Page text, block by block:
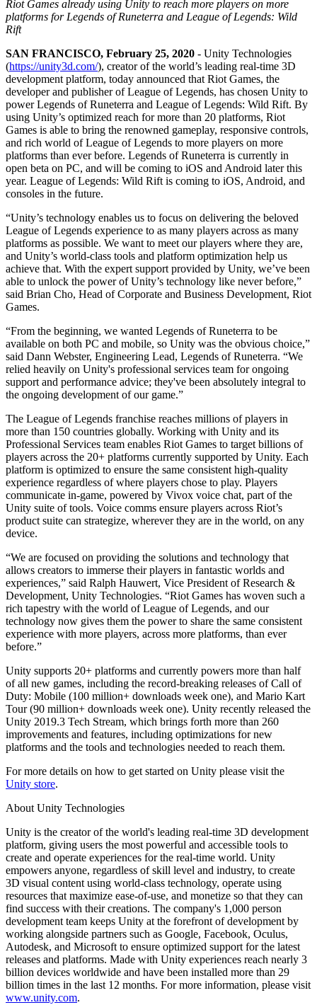
LiveOps
Développez
Acquisition de nouveaux joueurs
Faites-vous découvrir et acquérez des utilisateurs mobiles
Achats intégrés
Gérer IAP entre les magasins et D2C
Monétisation
Connectez les joueurs avec les bons jeux
Faites de la publicité avec Unity
Jeux mobiles
Créez et développez des succès mobiles avec Unity
Jeux indépendants
Lancez de grands jeux avec de petites équipes
Lancez des jeux XR sur plusieurs plateformes
Jeux multijoueur
Simplifiez le développement de jeux multijoueurs
Distribution
Automobile
Stimulez l'innovation et les expériences en voiture
Voir toutes les industries
Informations
Histoires de succès dans le monde réel
Guides des meilleures pratiques
Conseils et astuces d'experts
Démos
Démos, échantillons et éléments de base
Toutes les ressources
Nouveautés
Blog
Actualités
Actualités, histoires et centre de presse
Rejoignez les développeurs, créateurs et initiés
Célébration des créateurs Unity dans le monde entier
Guides pratiques
Formation
Pour les étudiants
Démarrez votre carrière
Pour les enseignants
Boostez votre enseignement
Licence d'enseignement subventionnée
Apportez la puissance de Unity à votre institution
Certifications
Prouvez votre maîtrise de Unity
Riot Games already using Unity to reach more players on more
platforms for Legends of Runeterra and League of Legends: Wild
Rift
SAN FRANCISCO, February 25, 2020 - Unity Technologies
(https://unity3d.com/), creator of the world’s leading real-time 3D
development platform, today announced that Riot Games, the
developer and publisher of League of Legends, has chosen Unity to
power Legends of Runeterra and League of Legends: Wild Rift. By
using Unity’s optimized reach for more than 20 platforms, Riot
Games is able to bring the renowned gameplay, responsive controls,
and rich world of League of Legends to more players on more
platforms than ever before. Legends of Runeterra is currently in
open beta on PC, and will be coming to iOS and Android later this
year. League of Legends: Wild Rift is coming to iOS, Android, and
consoles in the future.
“Unity’s technology enables us to focus on delivering the beloved
League of Legends experience to as many players across as many
platforms as possible. We want to meet our players where they are,
and Unity’s world-class tools and platform optimization help us
achieve that. With the expert support provided by Unity, we’ve been
able to unlock the power of Unity’s technology like never before,”
said Brian Cho, Head of Corporate and Business Development, Riot
Games.
“From the beginning, we wanted Legends of Runeterra to be
available on both PC and mobile, so Unity was the obvious choice,”
said Dann Webster, Engineering Lead, Legends of Runeterra. “We
relied heavily on Unity's professional services team for ongoing
support and performance advice; they've been absolutely integral to
the ongoing development of our game.”
The League of Legends franchise reaches millions of players in
more than 150 countries globally. Working with Unity and its
Professional Services team enables Riot Games to target billions of
players across the 20+ platforms currently supported by Unity. Each
platform is optimized to ensure the same consistent high-quality
experience regardless of where players chose to play. Players
communicate in-game, powered by Vivox voice chat, part of the
Unity suite of tools. Voice comms ensure players across Riot’s
product suite can strategize, wherever they are in the world, on any
device.
“We are focused on providing the solutions and technology that
allows creators to immerse their players in fantastic worlds and
experiences,” said Ralph Hauwert, Vice President of Research &
Development, Unity Technologies. “Riot Games has woven such a
rich tapestry with the world of League of Legends, and our
technology now gives them the power to share the same consistent
experience with more players, across more platforms, than ever
before.”
Unity supports 20+ platforms and currently powers more than half
of all new games, including the record-breaking releases of Call of
Duty: Mobile (100 million+ downloads week one), and Mario Kart
Tour (90 million+ downloads week one). Unity recently released the
Unity 2019.3 Tech Stream, which brings forth more than 260
improvements and features, including optimizations for new
platforms and the tools and technologies needed to reach them.
For more details on how to get started on Unity please visit the
Unity store.
About Unity Technologies
Unity is the creator of the world's leading real-time 3D development
platform, giving users the most powerful and accessible tools to
create and operate experiences for the real-time world. Unity
empowers anyone, regardless of skill level and industry, to create
3D visual content using world-class technology, operate using
resources that maximize ease-of-use, and monetize so that they can
find success with their creations. The company's 1,000 person
development team keeps Unity at the forefront of development by
working alongside partners such as Google, Facebook, Oculus,
Autodesk, and Microsoft to ensure optimized support for the latest
releases and platforms. Made with Unity experiences reach nearly 3
billion devices worldwide and have been installed more than 29
billion times in the last 12 months. For more information, please visit
www.unity.com.